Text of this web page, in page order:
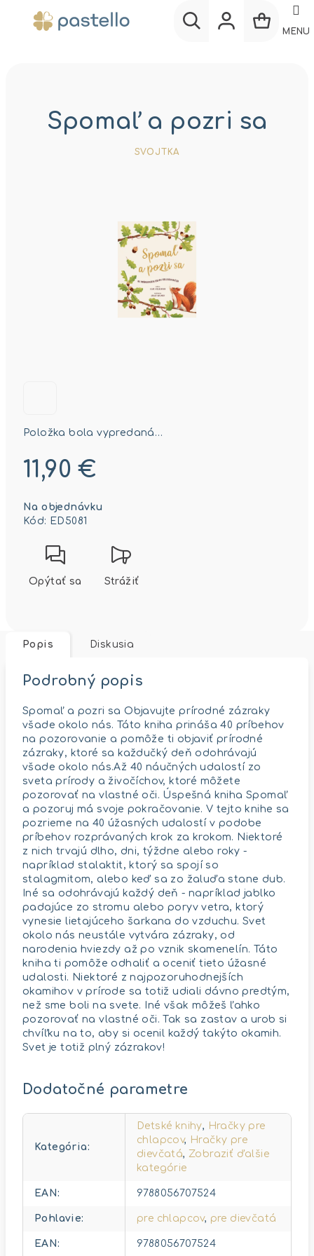
MENU
Položka bola vypredaná…
11,90 €
cena:
Na objednávku
Kód: ED5081
Opýtať sa Strážiť
Spomaľ a pozri sa
SVOJTKA
Popis Diskusia
Podrobný popis
Spomaľ a pozri sa Objavujte prírodné zázraky
všade okolo nás. Táto kniha prináša 40 príbehov
na pozorovanie a pomôže ti objaviť prírodné
zázraky, ktoré sa každučký deň odohrávajú
všade okolo nás.Až 40 náučných udalostí zo
sveta prírody a živočíchov, ktoré môžete
pozorovať na vlastné oči. Úspešná kniha Spomaľ
a pozoruj má svoje pokračovanie. V tejto knihe sa
pozrieme na 40 úžasných udalostí v podobe
príbehov rozprávaných krok za krokom. Niektoré
z nich trvajú dlho, dni, týždne alebo roky -
napríklad stalaktit, ktorý sa spojí so
stalagmitom, alebo keď sa zo žaluďa stane dub.
Iné sa odohrávajú každý deň - napríklad jablko
padajúce zo stromu alebo poryv vetra, ktorý
vynesie lietajúceho šarkana do vzduchu. Svet
okolo nás neustále vytvára zázraky, od
narodenia hviezdy až po vznik skamenelín. Táto
kniha ti pomôže odhaliť a oceniť tieto úžasné
udalosti. Niektoré z najpozoruhodnejších
okamihov v prírode sa totiž udiali dávno predtým,
než sme boli na svete. Iné však môžeš ľahko
pozorovať na vlastné oči. Tak sa zastav a urob si
chvíľku na to, aby si ocenil každý takýto okamih.
Svet je totiž plný zázrakov!
Dodatočné parametre
Kategória:
Detské knihy, Hračky pre
chlapcov, Hračky pre
dievčatá, Zobraziť ďalšie
kategórie
EAN: 9788056707524
Pohlavie: pre chlapcov, pre dievčatá
EAN: 9788056707524